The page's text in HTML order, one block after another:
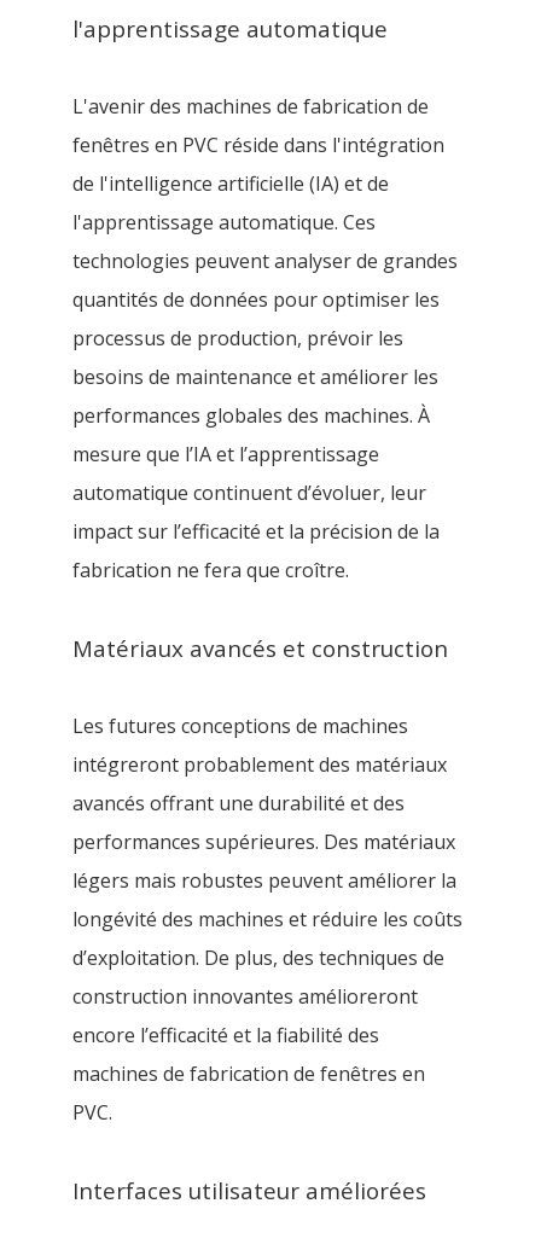
l'apprentissage automatique
L'avenir des machines de fabrication de
fenêtres en PVC réside dans l'intégration
de l'intelligence artificielle (IA) et de
l'apprentissage automatique. Ces
technologies peuvent analyser de grandes
quantités de données pour optimiser les
processus de production, prévoir les
besoins de maintenance et améliorer les
performances globales des machines. À
mesure que l’IA et l’apprentissage
automatique continuent d’évoluer, leur
impact sur l’efficacité et la précision de la
fabrication ne fera que croître.
Matériaux avancés et construction
Les futures conceptions de machines
intégreront probablement des matériaux
avancés offrant une durabilité et des
performances supérieures. Des matériaux
légers mais robustes peuvent améliorer la
longévité des machines et réduire les coûts
d’exploitation. De plus, des techniques de
construction innovantes amélioreront
encore l’efficacité et la fiabilité des
machines de fabrication de fenêtres en
PVC.
Interfaces utilisateur améliorées